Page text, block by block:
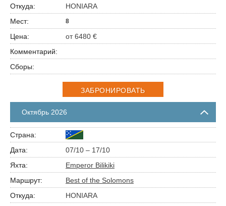
HONIARA
8
от 6480 €
ЗАБРОНИРОВАТЬ
Октябрь 2026
07/10 – 17/10
Emperor Bilikiki
Best of the Solomons
HONIARA